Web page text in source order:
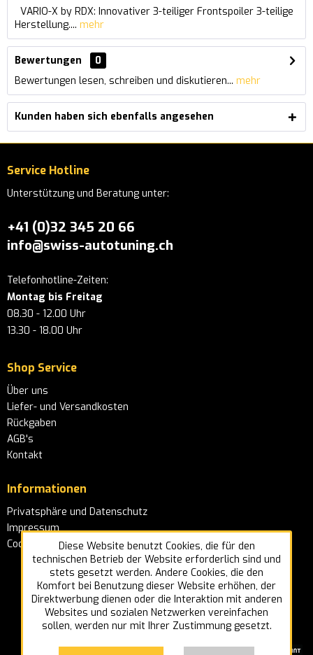
VARIO-X by RDX: Innovativer 3-teiliger Frontspoiler 3-teilige
Herstellung.... mehr
Bewertungen
0
Bewertungen lesen, schreiben und diskutieren... mehr
Kunden haben sich ebenfalls angesehen
Service Hotline
Unterstützung und Beratung unter:
+41 (0)32 345 20 66
info@swiss-autotuning.ch
Telefonhotline-Zeiten:
Montag bis Freitag
08.30 - 12.00 Uhr
13.30 - 18.00 Uhr
Shop Service
Über uns
Liefer- und Versandkosten
Rückgaben
AGB's
Kontakt
Informationen
Privatsphäre und Datenschutz
Impressum
Cookie-EinstellungenDiese Website benutzt Cookies, die für den
technischen Betrieb der Website erforderlich sind und
stets gesetzt werden. Andere Cookies, die den
Komfort bei Benutzung dieser Website erhöhen, der
Direktwerbung dienen oder die Interaktion mit anderen
Websites und sozialen Netzwerken vereinfachen
sollen, werden nur mit Ihrer Zustimmung gesetzt.